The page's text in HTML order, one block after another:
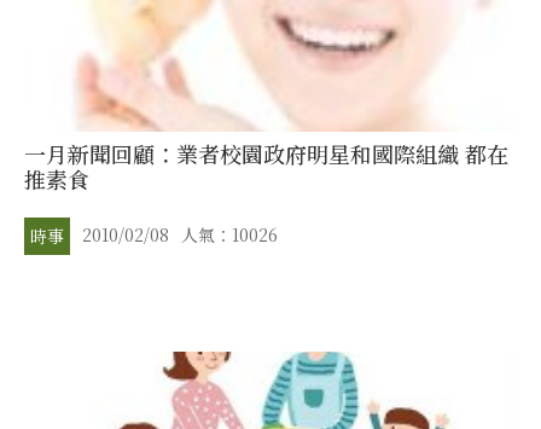
一月新聞回顧：業者校園政府明星和國際組織 都在
推素食
時事 2010/02/08 人氣：10026